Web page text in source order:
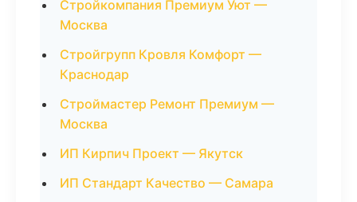
Стройкомпания Премиум Уют —
Москва
Стройгрупп Кровля Комфорт —
Краснодар
Строймастер Ремонт Премиум —
Москва
ИП Кирпич Проект — Якутск
ИП Стандарт Качество — Самара